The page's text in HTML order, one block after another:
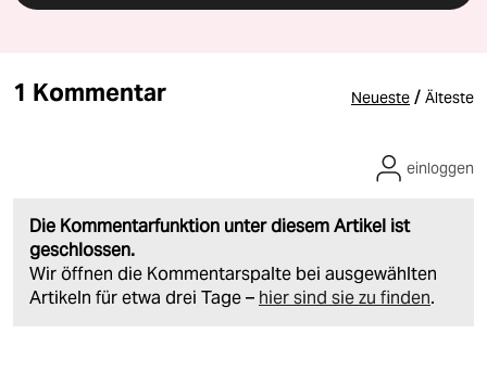
1 Kommentar Neueste / Älteste
Die Kommentarfunktion unter diesem Artikel ist
geschlossen.
Wir öffnen die Kommentarspalte bei ausgewählten
Artikeln für etwa drei Tage – hier sind sie zu finden.
einloggen